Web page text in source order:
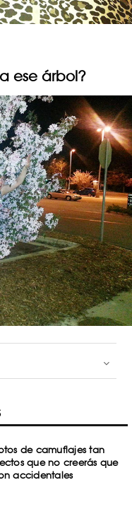
ese árbol?
de camuflajes tan
que no creerás que
accidentales